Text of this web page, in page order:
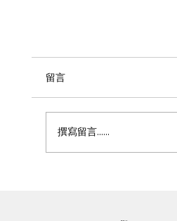
留言
撰寫留言......